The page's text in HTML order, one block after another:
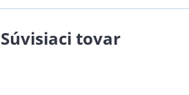
Súvisiaci tovar